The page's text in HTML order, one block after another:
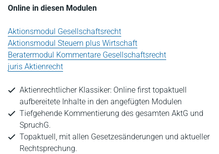
Online in diesen Modulen
Aktionsmodul Gesellschaftsrecht
Aktionsmodul Steuern plus Wirtschaft
Beratermodul Kommentare Gesellschaftsrecht
juris Aktienrecht
Aktienrechtlicher Klassiker: Online first topaktuell
aufbereitete Inhalte in den angefügten Modulen
Tiefgehende Kommentierung des gesamten AktG und
SpruchG.
Topaktuell, mit allen Gesetzesänderungen und aktueller
Rechtsprechung.